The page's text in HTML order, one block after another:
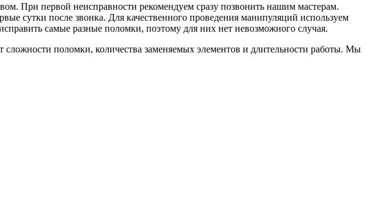
При первой неисправности рекомендуем сразу позвонить нашим мастерам.
сутки после звонка. Для качественного проведения манипуляций используем
самые разные поломки, поэтому для них нет невозможного случая.
поломки, количества заменяемых элементов и длительности работы. Мы